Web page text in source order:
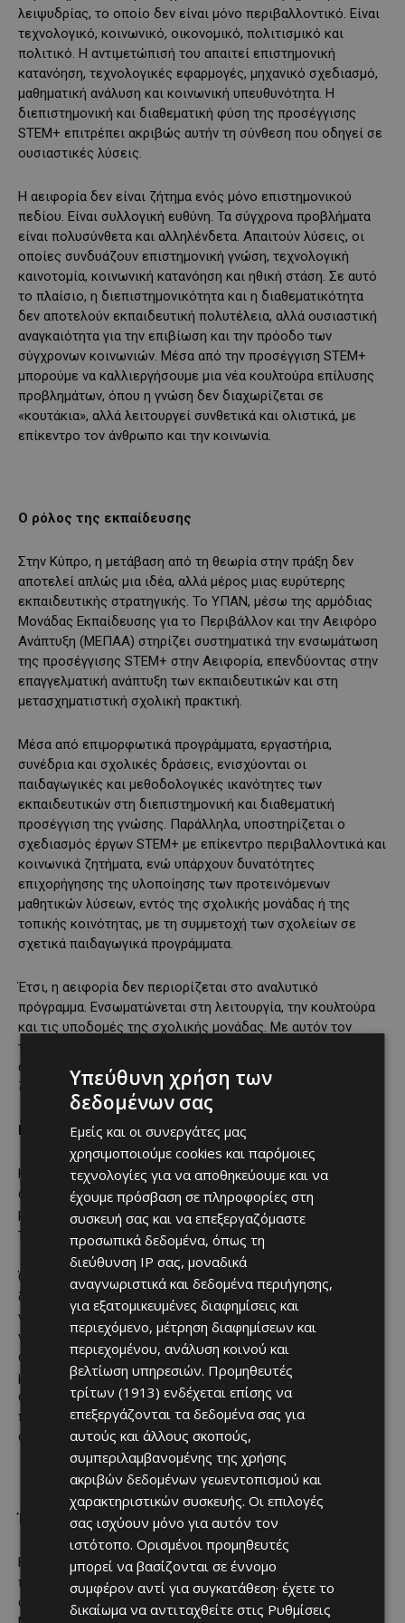
λειψυδρίας, το οποίο δεν είναι μόνο περιβαλλοντικό. Είναι
τεχνολογικό, κοινωνικό, οικονομικό, πολιτισμικό και
πολιτικό. Η αντιμετώπισή του απαιτεί επιστημονική
κατανόηση, τεχνολογικές εφαρμογές, μηχανικό σχεδιασμό,
μαθηματική ανάλυση και κοινωνική υπευθυνότητα. Η
διεπιστημονική και διαθεματική φύση της προσέγγισης
STEM+ επιτρέπει ακριβώς αυτήν τη σύνθεση που οδηγεί σε
ουσιαστικές λύσεις.
Η αειφορία δεν είναι ζήτημα ενός μόνο επιστημονικού
πεδίου. Είναι συλλογική ευθύνη. Τα σύγχρονα προβλήματα
είναι πολυσύνθετα και αλληλένδετα. Απαιτούν λύσεις, οι
οποίες συνδυάζουν επιστημονική γνώση, τεχνολογική
καινοτομία, κοινωνική κατανόηση και ηθική στάση. Σε αυτό
το πλαίσιο, η διεπιστημονικότητα και η διαθεματικότητα
δεν αποτελούν εκπαιδευτική πολυτέλεια, αλλά ουσιαστική
αναγκαιότητα για την επιβίωση και την πρόοδο των
σύγχρονων κοινωνιών. Μέσα από την προσέγγιση STEM+
μπορούμε να καλλιεργήσουμε μια νέα κουλτούρα επίλυσης
προβλημάτων, όπου η γνώση δεν διαχωρίζεται σε
«κουτάκια», αλλά λειτουργεί συνθετικά και ολιστικά, με
επίκεντρο τον άνθρωπο και την κοινωνία.
Ο ρόλος της εκπαίδευσης
Στην Κύπρο, η μετάβαση από τη θεωρία στην πράξη δεν
αποτελεί απλώς μια ιδέα, αλλά μέρος μιας ευρύτερης
εκπαιδευτικής στρατηγικής. Το ΥΠΑΝ, μέσω της αρμόδιας
Μονάδας Εκπαίδευσης για το Περιβάλλον και την Αειφόρο
Ανάπτυξη (ΜΕΠΑΑ) στηρίζει συστηματικά την ενσωμάτωση
της προσέγγισης STEM+ στην Αειφορία, επενδύοντας στην
επαγγελματική ανάπτυξη των εκπαιδευτικών και στη
μετασχηματιστική σχολική πρακτική.
Μέσα από επιμορφωτικά προγράμματα, εργαστήρια,
συνέδρια και σχολικές δράσεις, ενισχύονται οι
παιδαγωγικές και μεθοδολογικές ικανότητες των
εκπαιδευτικών στη διεπιστημονική και διαθεματική
προσέγγιση της γνώσης. Παράλληλα, υποστηρίζεται ο
σχεδιασμός έργων STEM+ με επίκεντρο περιβαλλοντικά και
κοινωνικά ζητήματα, ενώ υπάρχουν δυνατότητες
επιχορήγησης της υλοποίησης των προτεινόμενων
μαθητικών λύσεων, εντός της σχολικής μονάδας ή της
τοπικής κοινότητας, με τη συμμετοχή των σχολείων σε
σχετικά παιδαγωγικά προγράμματα.
Έτσι, η αειφορία δεν περιορίζεται στο αναλυτικό
πρόγραμμα. Ενσωματώνεται στη λειτουργία, την κουλτούρα
και τις υποδομές της σχολικής μονάδας. Με αυτόν τον
τρόπο, τα σχολεία μετατρέπονται σε ζωντανά εργαστήρια
αειφορίας, δηλαδή χώρους, όπου η γνώση συνδέεται με τη
ζωή και η μάθηση με τη δράση.
Γιατί αφορά όλους μας
Η προσέγγιση STEM+ για την προώθηση της Αειφορίας δεν
αφορά μόνο τα σχολεία, ούτε περιορίζεται στη δημιουργία
μελλοντικών επιστημόνων ή μηχανικών. Αφορά ολόκληρη
την κοινωνία.
Όταν οι νέοι μαθαίνουν να σκέφτονται κριτικά και
δημιουργικά, να συνδέουν τη γνώση με την πραγματική ζωή,
να συνεργάζονται, να καινοτομούν με κοινωνική συνείδηση,
να λαμβάνουν αποφάσεις βασισμένες σε δεδομένα και
αξίες, τότε καλλιεργούνται πολίτες που μπορούν να
μετατρέπουν τις προκλήσεις σε ευκαιρίες. Πολίτες που
συμβάλλουν ενεργά και υπεύθυνα στη βελτίωση της
ποιότητας ζωής όλων μας και στην ενίσχυση της
ανθεκτικότητας της χώρας μας.
Ένα κοινό όραμα για την Κύπρο μας
Η Κύπρος μπορεί να επενδύσει σε μια εκπαίδευση που δεν
περιορίζεται στη μετάδοση γνώσεων, αλλά καλλιεργεί τη
συλλογική ικανότητα επίλυσης πραγματικών προβλημάτων.
Υπεύθυνη χρήση των
δεδομένων σας
Εμείς και οι συνεργάτες μας
χρησιμοποιούμε cookies και παρόμοιες
τεχνολογίες για να αποθηκεύουμε και να
έχουμε πρόσβαση σε πληροφορίες στη
συσκευή σας και να επεξεργαζόμαστε
προσωπικά δεδομένα, όπως τη
διεύθυνση IP σας, μοναδικά
αναγνωριστικά και δεδομένα περιήγησης,
για εξατομικευμένες διαφημίσεις και
περιεχόμενο, μέτρηση διαφημίσεων και
περιεχομένου, ανάλυση κοινού και
βελτίωση υπηρεσιών. Προμηθευτές
τρίτων (1913) ενδέχεται επίσης να
επεξεργάζονται τα δεδομένα σας για
αυτούς και άλλους σκοπούς,
συμπεριλαμβανομένης της χρήσης
ακριβών δεδομένων γεωεντοπισμού και
χαρακτηριστικών συσκευής. Οι επιλογές
σας ισχύουν μόνο για αυτόν τον
ιστότοπο. Ορισμένοι προμηθευτές
μπορεί να βασίζονται σε έννομο
συμφέρον αντί για συγκατάθεση· έχετε το
δικαίωμα να αντιταχθείτε στις Ρυθμίσεις